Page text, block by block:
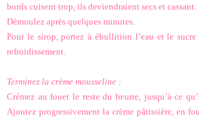
bords cuisent trop, ils deviendraient secs et cassant.
Démoulez après quelques minutes.
Pour le sirop, portez à ébullition l’eau et le
refroidissement.
Terminez la crème mousseline :
Crémez au fouet le reste du beurre, jusqu’à ce
Ajoutez progressivement la crème pâtissière, en